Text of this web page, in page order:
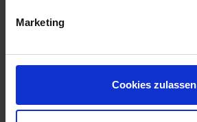
Marketing
Cookies zulassen